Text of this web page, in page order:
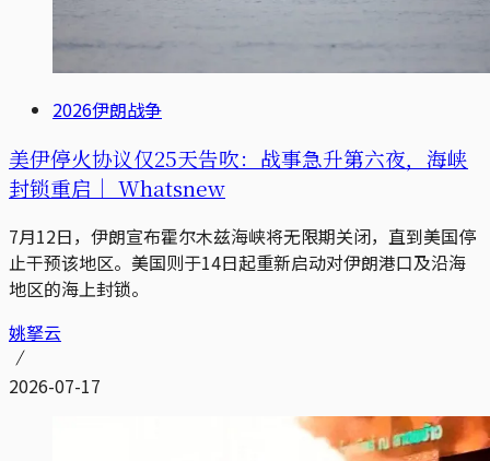
2026伊朗战争
美伊停火协议仅25天告吹：战事急升第六夜，海峡
封锁重启｜ Whatsnew
7月12日，伊朗宣布霍尔木兹海峡将无限期关闭，直到美国停
止干预该地区。美国则于14日起重新启动对伊朗港口及沿海
地区的海上封锁。
姚拏云
2026-07-17